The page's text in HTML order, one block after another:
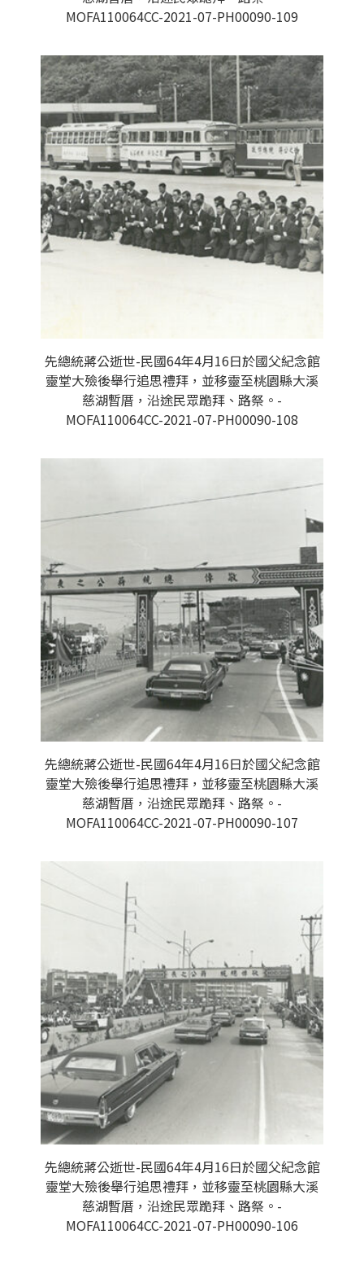
MOFA110064CC-2021-07-PH00090-109
先總統蔣公逝世-民國64年4月16日於國父紀念館
靈堂大殮後舉行追思禮拜，並移靈至桃園縣大溪
慈湖暫厝，沿途民眾跪拜、路祭。-
MOFA110064CC-2021-07-PH00090-108
先總統蔣公逝世-民國64年4月16日於國父紀念館
靈堂大殮後舉行追思禮拜，並移靈至桃園縣大溪
慈湖暫厝，沿途民眾跪拜、路祭。-
MOFA110064CC-2021-07-PH00090-107
先總統蔣公逝世-民國64年4月16日於國父紀念館
靈堂大殮後舉行追思禮拜，並移靈至桃園縣大溪
慈湖暫厝，沿途民眾跪拜、路祭。-
MOFA110064CC-2021-07-PH00090-106